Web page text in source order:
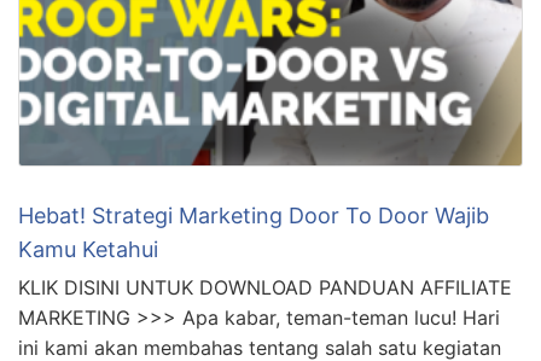
Hebat! Strategi Marketing Door To Door Wajib
Kamu Ketahui
KLIK DISINI UNTUK DOWNLOAD PANDUAN AFFILIATE
MARKETING >>> Apa kabar, teman-teman lucu! Hari
ini kami akan membahas tentang salah satu kegiatan